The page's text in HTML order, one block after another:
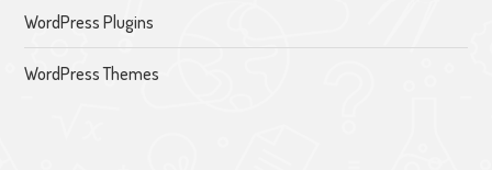
WordPress Plugins
WordPress Themes